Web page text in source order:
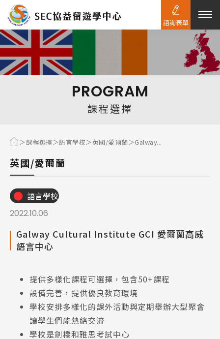
熱門搜尋：
PROGRAM
課程選擇
課程選擇 語言學校 英國/愛爾蘭 Galway...
英國/愛爾蘭
語言學校
2022.10.06
Galway Cultural Institute GCI 愛爾蘭高威
語言中心
提供多樣化課程可選擇，包含50+課程
設備完善，提供優良教育環境
學校安排多樣化的課外活動與定期舉辦大型聚會
讓學生們能熱絡交流
學校是劍橋和雅思考試中心
諮詢表單